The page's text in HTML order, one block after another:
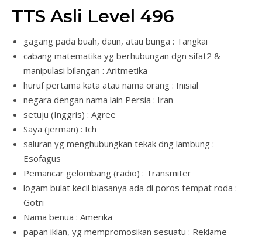
TTS Asli Level 496
gagang pada buah, daun, atau bunga : Tangkai
cabang matematika yg berhubungan dgn sifat2 &
manipulasi bilangan : Aritmetika
huruf pertama kata atau nama orang : Inisial
negara dengan nama lain Persia : Iran
setuju (Inggris) : Agree
Saya (jerman) : Ich
saluran yg menghubungkan tekak dng lambung :
Esofagus
Pemancar gelombang (radio) : Transmiter
logam bulat kecil biasanya ada di poros tempat roda :
Gotri
Nama benua : Amerika
papan iklan, yg mempromosikan sesuatu : Reklame